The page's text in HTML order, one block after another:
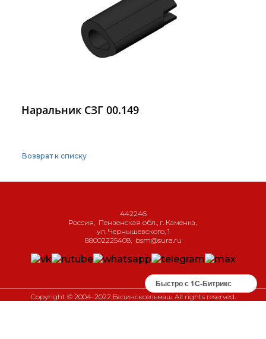
Наральник СЗГ 00.149
Возврат к списку
442246
Россия
Пензенская обл., г. Каменка
ул. Чернышевского, 1
88002225408, bsm@sura.ru
Copyright © 2004-2022 Белинсксельмаш All rights reserved.
Быстро с 1С-Битрикс